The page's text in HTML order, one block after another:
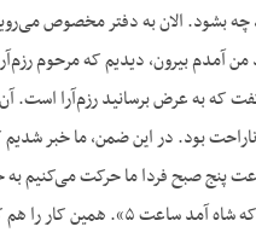
بشود. الان به دفتر مخصوص
گفت که به عرض برسانید رزم‌آرا
خیلی ناراحت بود. در این ضمن، ما